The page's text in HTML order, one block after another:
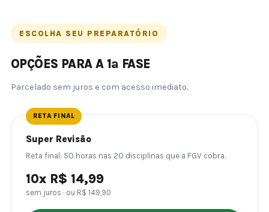
ESCOLHA SEU PREPARATÓRIO
OPÇÕES PARA A 1ª FASE
Parcelado sem juros e com acesso imediato.
RETA FINAL
Super Revisão
Reta final: 50 horas nas 20 disciplinas que a FGV cobra.
10x R$ 14,99
sem juros · ou R$ 149,90